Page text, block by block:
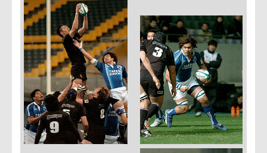
上げたが、最後は2PGを追加したリコーが26-35で逃げ切った
両チームとも、継続を意識した好ゲームであったが、受け身に
回った時の脆さ、好機にノックオン等のイージーミスをする甘
さ等、上位との差を感じさせる面もあった。(廣島 治)